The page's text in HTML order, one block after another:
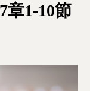
章1-10節